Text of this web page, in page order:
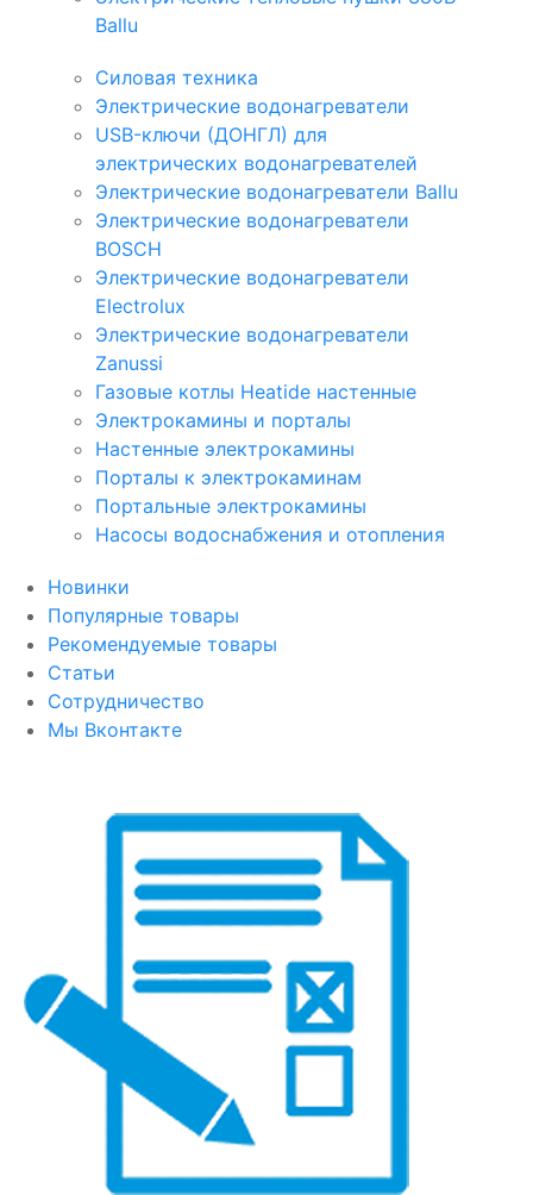
Ballu
Силовая техника
Электрические водонагреватели
USB-ключи (ДОНГЛ) для
электрических водонагревателей
Электрические водонагреватели Ballu
Электрические водонагреватели
BOSCH
Электрические водонагреватели
Electrolux
Электрические водонагреватели
Zanussi
Газовые котлы Heatide настенные
Электрокамины и порталы
Настенные электрокамины
Порталы к электрокаминам
Портальные электрокамины
Насосы водоснабжения и отопления
Новинки
Популярные товары
Рекомендуемые товары
Статьи
Сотрудничество
Мы Вконтакте